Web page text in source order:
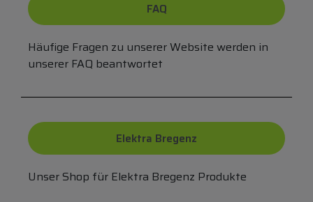
FAQ
Häufige Fragen zu unserer Website werden in
unserer FAQ beantwortet
Elektra Bregenz
Unser Shop für Elektra Bregenz Produkte